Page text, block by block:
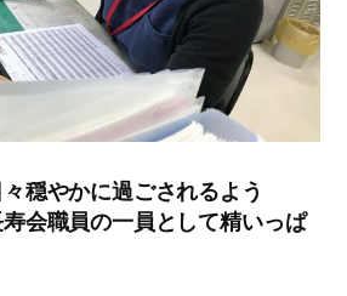
々穏やかに過ごされるよう
一員として精いっぱ